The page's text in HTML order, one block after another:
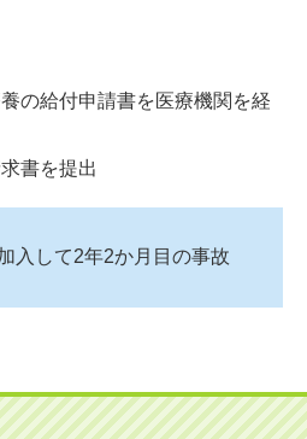
の給付申請書を医療機関を経
書を提出
入して2年2か月目の事故